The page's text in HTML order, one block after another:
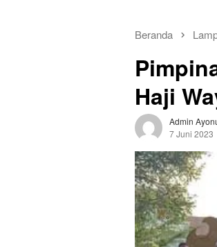
Beranda
Haji
Admin
7 Juni 2023